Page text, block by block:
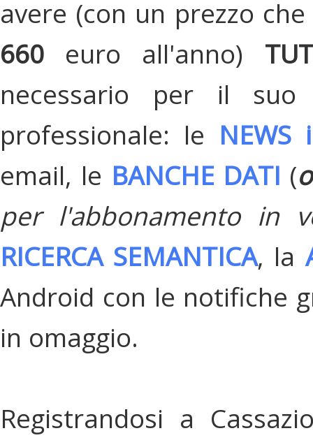
avere (con un prezzo
660 euro all'anno)
necessario per il suo
professionale: le
email, le BANCHE DATI (
per l'abbonamento in
RICERCA SEMANTICA, la
Android con le notifiche
in omaggio.
Registrandosi a